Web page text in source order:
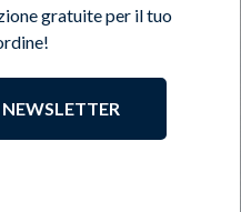
gratuite per il tuo